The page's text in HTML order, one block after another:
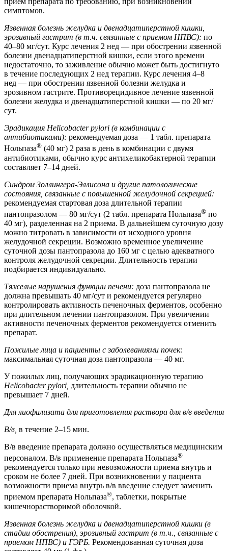
симптомов.
Язвенная болезнь желудка и двенадцатиперстной кишки,
эрозивный гастрит (в т.ч. связанные с приемом НПВС): по
40–80 мг/сут. Курс лечения 2 нед — при обострении язвенной
болезни двенадцатиперстной кишки, если этого времени
недостаточно, то заживление обычно может быть достигнуто
в течение последующих 2 нед терапии. Курс лечения 4–8
нед — при обострении язвенной болезни желудка и
эрозивном гастрите. Противорецидивное лечение язвенной
болезни желудка и двенадцатиперстной кишки — по 20 мг/
сут.
Эрадикация Helicobacter pylori (в комбинации с
антибиотиками): рекомендуемая доза — 1 табл. препарата
Нольпаза® (40 мг) 2 раза в день в комбинации с двумя
антибиотиками, обычно курс антихеликобактерной терапии
составляет 7–14 дней.
Синдром Золлингера-Эллисона и другие патологические
состояния, связанные с повышенной желудочной секрецией:
рекомендуемая стартовая доза длительной терапии
пантопразолом — 80 мг/сут (2 табл. препарата Нольпаза® по
40 мг), разделенная на 2 приема. В дальнейшем суточную дозу
можно титровать в зависимости от исходного уровня
желудочной секреции. Возможно временное увеличение
суточной дозы пантопразола до 160 мг с целью адекватного
контроля желудочной секреции. Длительность терапии
подбирается индивидуально.
Тяжелые нарушения функции печени: доза пантопразола не
должна превышать 40 мг/сут и рекомендуется регулярно
контролировать активность печеночных ферментов, особенно
при длительном лечении пантопразолом. При увеличении
активности печеночных ферментов рекомендуется отменить
препарат.
Пожилые лица и пациенты с заболеваниями почек:
максимальная суточная доза пантопразола — 40 мг.
У пожилых лиц, получающих эрадикационную терапию
Helicobacter pylori, длительность терапии обычно не
превышает 7 дней.
Для лиофилизата для приготовления раствора для в/в введения
В/в, в течение 2–15 мин.
В/в введение препарата должно осуществляться медицинским
персоналом. В/в применение препарата Нольпаза®
рекомендуется только при невозможности приема внутрь и
сроком не более 7 дней. При возникновении у пациента
возможности приема внутрь в/в введение следует заменить
приемом препарата Нольпаза®, таблетки, покрытые
кишечнорастворимой оболочкой.
Язвенная болезнь желудка и двенадцатиперстной кишки (в
стадии обострения), эрозивный гастрит (в т.ч., связанные с
приемом НПВС) и ГЭРБ. Рекомендованная суточная доза